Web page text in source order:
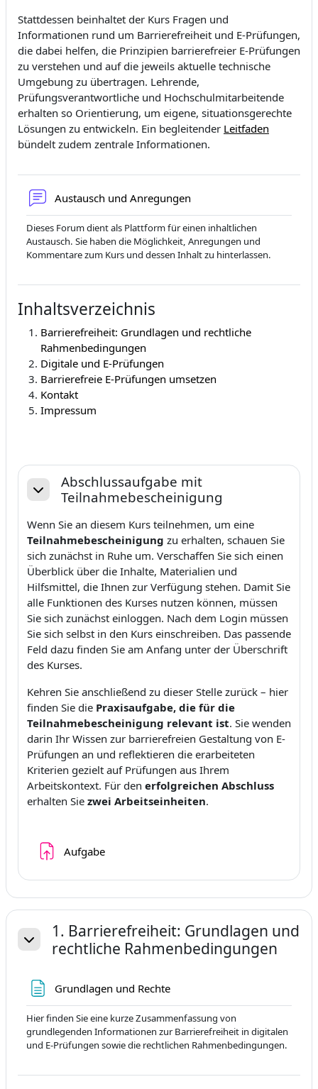
Stattdessen beinhaltet der Kurs Fragen und
Informationen rund um Barrierefreiheit und E-Prüfungen,
die dabei helfen, die Prinzipien barrierefreier E-Prüfungen
zu verstehen und auf die jeweils aktuelle technische
Umgebung zu übertragen. Lehrende,
Prüfungsverantwortliche und Hochschulmitarbeitende
erhalten so Orientierung, um eigene, situationsgerechte
Lösungen zu entwickeln. Ein begleitender Leitfaden
bündelt zudem zentrale Informationen.
Austausch und Anregungen
Dieses Forum dient als Plattform für einen inhaltlichen
Austausch. Sie haben die Möglichkeit, Anregungen und
Kommentare zum Kurs und dessen Inhalt zu hinterlassen.
Inhaltsverzeichnis
Barrierefreiheit: Grundlagen und rechtliche
Rahmenbedingungen
Digitale und E-Prüfungen
Barrierefreie E-Prüfungen umsetzen
Kontakt
Impressum
Daralt
Abschlussaufgabe mit
Teilnahmebescheinigung
Wenn Sie an diesem Kurs teilnehmen, um eine
Teilnahmebescheinigung zu erhalten, schauen Sie
sich zunächst in Ruhe um. Verschaffen Sie sich einen
Überblick über die Inhalte, Materialien und
Hilfsmittel, die Ihnen zur Verfügung stehen. Damit Sie
alle Funktionen des Kurses nutzen können, müssen
Sie sich zunächst einloggen. Nach dem Login müssen
Sie sich selbst in den Kurs einschreiben. Das passende
Feld dazu finden Sie am Anfang unter der Überschrift
des Kurses.
Kehren Sie anschließend zu dieser Stelle zurück – hier
finden Sie die Praxisaufgabe, die für die
Teilnahmebescheinigung relevant ist. Sie wenden
darin Ihr Wissen zur barrierefreien Gestaltung von E-
Prüfungen an und reflektieren die erarbeiteten
Kriterien gezielt auf Prüfungen aus Ihrem
Arbeitskontext. Für den erfolgreichen Abschluss
erhalten Sie zwei Arbeitseinheiten.
AufgabeÖdev
Daralt
1. Barrierefreiheit: Grundlagen und
rechtliche Rahmenbedingungen
Grundlagen und RechteSayfa
Hier finden Sie eine kurze Zusammenfassung von
grundlegenden Informationen zur Barrierefreiheit in digitalen
und E-Prüfungen sowie die rechtlichen Rahmenbedingungen.